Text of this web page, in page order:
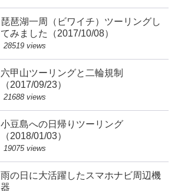
琵琶湖一周（ビワイチ）ツーリングし
てみました（2017/10/08）
28519 views
六甲山ツーリングと二輪規制
（2017/09/23）
21688 views
小豆島への日帰りツーリング
（2018/01/03）
19075 views
雨の日に大活躍したスマホナビ周辺機
器